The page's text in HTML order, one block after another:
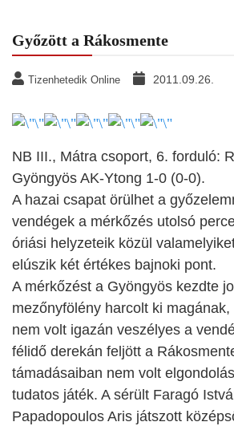
Győzött a Rákosmente
Tizenhetedik Online 2011.09.26.
NB III., Mátra csoport, 6. forduló:
Gyöngyös AK-Ytong 1-0 (0-0).
A hazai csapat örülhet a
vendégek a mérkőzés utolsó
óriási helyzeteik közül
elúszik két értékes bajnoki pont.
A mérkőzést a Gyöngyös kezdte
mezőnyfölény harcolt ki
nem volt igazán veszélyes a
félidő derekán feljött a
támadásaiban nem volt
tudatos játék. A sérült Faragó
Papadopoulos Aris játszott